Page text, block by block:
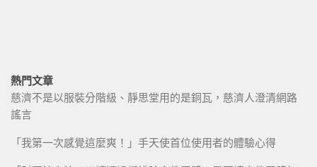
熱門文章
慈濟不是以服裝分階級、靜思堂用的是銅瓦，慈濟人澄清網路
謠言
「我第一次感覺這麼爽！」手天使首位使用者的體驗心得